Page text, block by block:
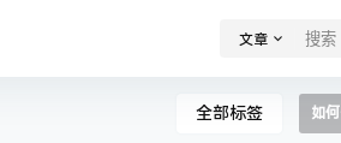
文章
全部标签 如